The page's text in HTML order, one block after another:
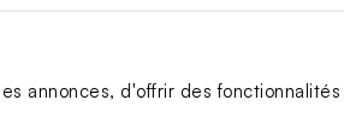
annonces, d'offrir des